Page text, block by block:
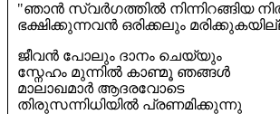
"ഞാൻ സ്വർഗത്തിൽ നിന്നിറങ്ങിയ
ഭക്ഷിക്കുന്നവൻ ഒരിക്കലും
ജീവൻ പോലും ദാനം ചെയ്യും
സ്നേഹം മുന്നിൽ കാണ്മൂ ഞങ്ങൾ
മാലാഖമാർ ആദരവോടെ
തിരുസന്നിധിയിൽ പ്രണമിക്കുന്നു